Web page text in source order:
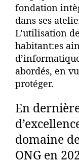
fondation
dans ses
L’utilisation
habitant:es
abordés, en
protéger.
En
domaine
ONG en